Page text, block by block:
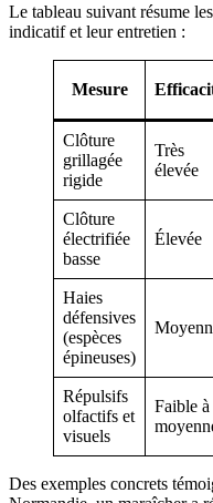
Le tableau suivant résume
indicatif et leur entretien :
Mesure
Clôture
grillagée
rigide
Très
élevée
Clôture
électrifiée
basse
Élevée
Haies
défensives
(espèces
épineuses)
Répulsifs
olfactifs et
visuels
Faible à
Des exemples concrets